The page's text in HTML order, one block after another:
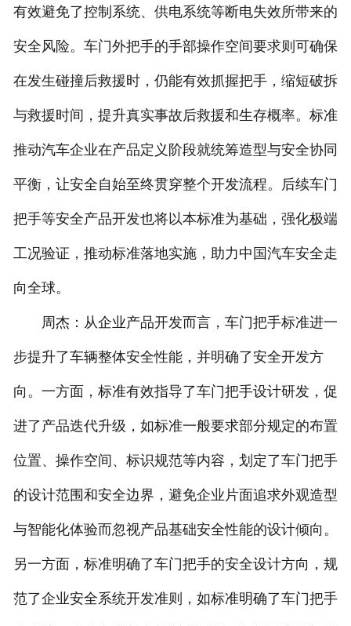
有效避免了控制系统、供电系统等断电失效所带来的
安全风险。车门外把手的手部操作空间要求则可确保
在发生碰撞后救援时，仍能有效抓握把手，缩短破拆
与救援时间，提升真实事故后救援和生存概率。标准
推动汽车企业在产品定义阶段就统筹造型与安全协同
平衡，让安全自始至终贯穿整个开发流程。后续车门
把手等安全产品开发也将以本标准为基础，强化极端
工况验证，推动标准落地实施，助力中国汽车安全走
向全球。
周杰：从企业产品开发而言，车门把手标准进一
步提升了车辆整体安全性能，并明确了安全开发方
向。一方面，标准有效指导了车门把手设计研发，促
进了产品迭代升级，如标准一般要求部分规定的布置
位置、操作空间、标识规范等内容，划定了车门把手
的设计范围和安全边界，避免企业片面追求外观造型
与智能化体验而忽视产品基础安全性能的设计倾向。
另一方面，标准明确了车门把手的安全设计方向，规
范了企业安全系统开发准则，如标准明确了车门把手